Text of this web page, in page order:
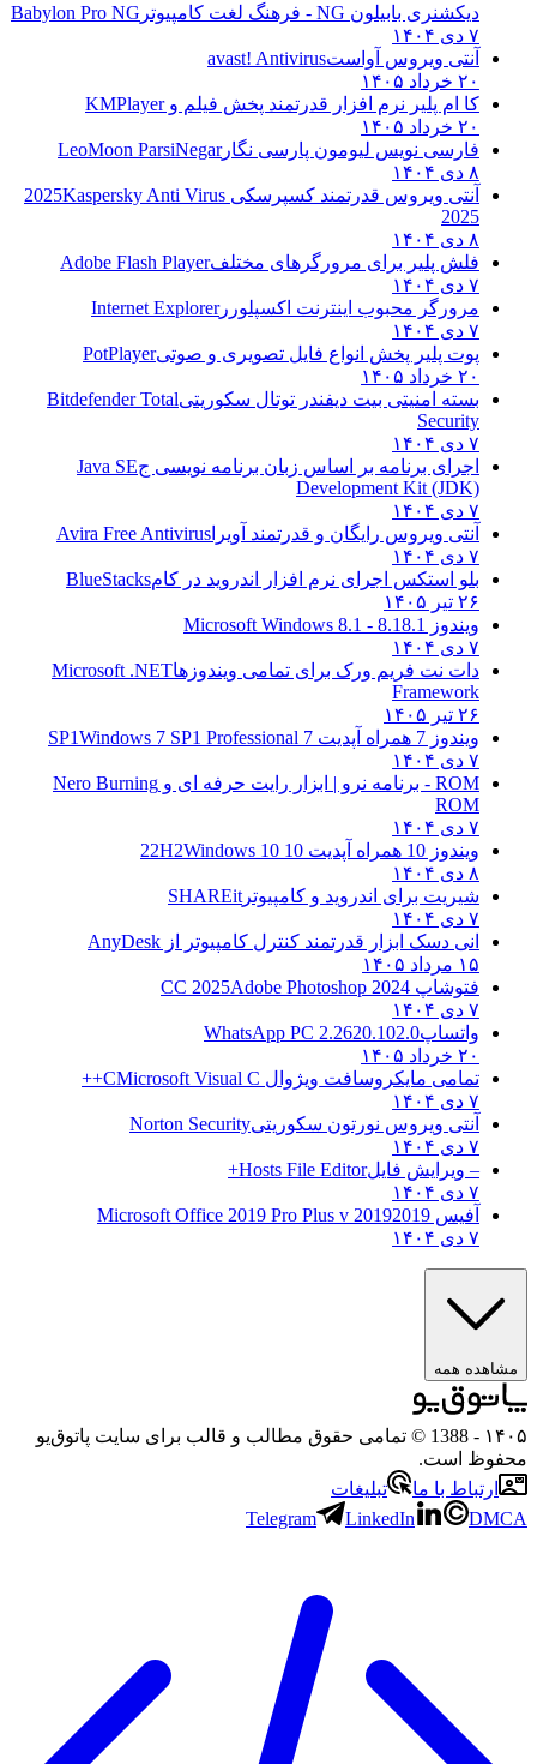
دیکشنری بابیلون NG - فرهنگ لغت کامپیوتر
Babylon Pro NG
۷ دی ۱۴۰۴
آنتی ویروس آواستavast! Antivirus
۲۰ خرداد ۱۴۰۵
کا ام پلیر نرم افزار قدرتمند پخش فیلم وKMPlayer
۲۰ خرداد ۱۴۰۵
فارسی نویس لیومون پارسی نگارLeoMoon ParsiNegar
۸ دی ۱۴۰۴
آنتی ویروس قدرتمند کسپرسکی 2025 Kaspersky Anti Virus
2025
۸ دی ۱۴۰۴
فلش پلیر برای مرورگرهای مختلفAdobe Flash Player
۷ دی ۱۴۰۴
مرورگر محبوب اینترنت اکسپلوررInternet Explorer
۷ دی ۱۴۰۴
پوت پلیر پخش انواع فایل تصویری و صوتیPotPlayer
۲۰ خرداد ۱۴۰۵
بسته امنیتی بیت دیفندر توتال سکوریتیBitdefender Total
Security
۷ دی ۱۴۰۴
اجرای برنامه بر اساس زبان برنامه نویسی جJava SE
Development Kit (JDK)
۷ دی ۱۴۰۴
آنتی ویروس رایگان و قدرتمند آویرا Avira Free Antivirus
۷ دی ۱۴۰۴
بلو استکس اجرای نرم افزار اندروید در کامBlueStacks
۲۶ تیر ۱۴۰۵
ویندوز 8.1
8.1 - Microsoft Windows 8.1
۷ دی ۱۴۰۴
دات نت فریم ورک برای تمامی ویندوزهاMicrosoft .NET
Framework
۲۶ تیر ۱۴۰۵
ویندوز 7 همراه آپدیت 7 SP1
Windows 7 SP1 Professional
۷ دی ۱۴۰۴
ROM - برنامه نرو | ابزار رایت حرفه ای و
Nero Burning
ROM
۷ دی ۱۴۰۴
ویندوز 10 همراه آپدیت 10 22H2
Windows 10
۸ دی ۱۴۰۴
شیریت برای اندروید و کامپیوتر SHAREit
۷ دی ۱۴۰۴
انی دسک ابزار قدرتمند کنترل کامپیوتر از AnyDesk
۱۵ مرداد ۱۴۰۵
فتوشاپ CC 2025 Adobe Photoshop 2024
۷ دی ۱۴۰۴
واتساپWhatsApp PC 2.2620.102.0
۲۰ خرداد ۱۴۰۵
تمامی مایکروسافت ویژوال C Microsoft Visual C++
۷ دی ۱۴۰۴
آنتی ویروس نورتون سکوریتیNorton Security
۷ دی ۱۴۰۴
– ویرایش فایلHosts File Editor+
۷ دی ۱۴۰۴
آفیس 2019 2019 Microsoft Office 2019 Pro Plus v
۷ دی ۱۴۰۴
مشاهده همه
۱۴۰۵
- 1388 © تمامی حقوق مطالب و قالب برای سایت پاتوق‌یو
محفوظ است.
ارتباط با ما
تبلیغات
Telegram
LinkedIn DMCA